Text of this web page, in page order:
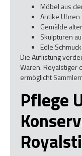
Möbel aus
Antike Uhren
Gemälde
Skulpturen
Edle
Die Auflistung
Waren. Royalstiger
ermöglicht
Pflege